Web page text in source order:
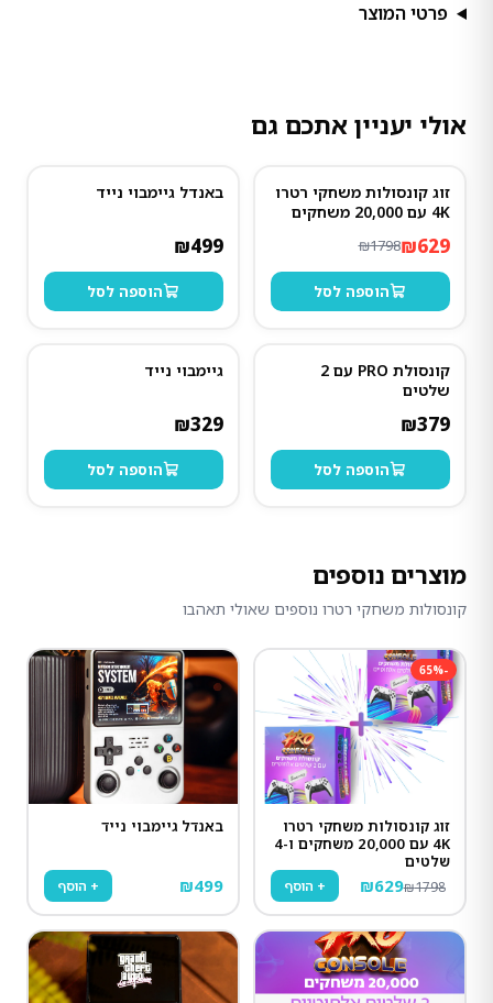
פרטי המוצר
אולי יעניין אתכם גם
-
65%
זוג קונסולות משחקי רטרו
4K עם 20,000 משחקים
₪629
₪1798
הוספה לסל
באנדל גיימבוי נייד
₪499
הוספה לסל
קונסולת PRO עם 2
שלטים
₪379
הוספה לסל
גיימבוי נייד
₪329
הוספה לסל
מוצרים נוספים
קונסולות משחקי רטרו נוספים שאולי תאהבו
-
65%
זוג קונסולות משחקי רטרו
4K עם 20,000 משחקים ו-4
שלטים
₪629₪1798 + הוסף
באנדל גיימבוי נייד
₪499 + הוסף